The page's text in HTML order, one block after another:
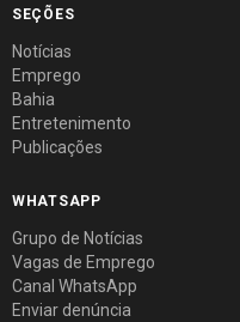
SEÇÕES
Notícias
Emprego
Bahia
Entretenimento
Publicações
WHATSAPP
Grupo de Notícias
Vagas de Emprego
Canal WhatsApp
Enviar denúncia